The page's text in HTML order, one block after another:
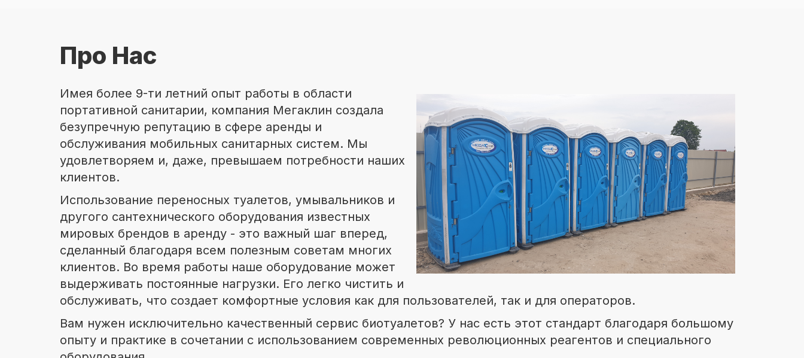
Про Нас
Имея более 9-ти летний опыт работы в области
портативной санитарии, компания Мегаклин создала
безупречную репутацию в сфере аренды и
обслуживания мобильных санитарных систем. Мы
удовлетворяем и, даже, превышаем потребности наших
клиентов.
Использование переносных туалетов, умывальников и
другого сантехнического оборудования известных
мировых брендов в аренду - это важный шаг вперед,
сделанный благодаря всем полезным советам многих
клиентов. Во время работы наше оборудование может
выдерживать постоянные нагрузки. Его легко чистить и
обслуживать, что создает комфортные условия как для пользователей, так и для операторов.
Вам нужен исключительно качественный сервис биотуалетов? У нас есть этот стандарт благодаря большому
опыту и практике в сочетании с использованием современных революционных реагентов и специального